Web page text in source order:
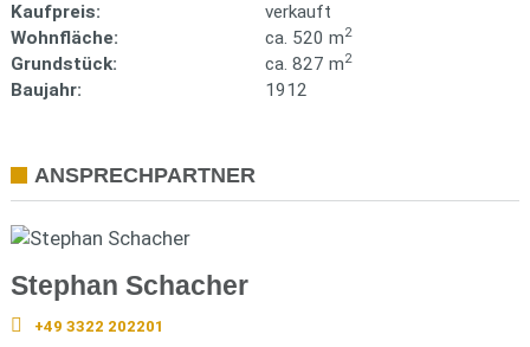
Kaufpreis:
verkauft
Wohnfläche:
ca. 520 m2
Grundstück: ca. 827 m2
Baujahr: 1912
ANSPRECHPARTNER
Stephan Schacher
+49 3322 202201